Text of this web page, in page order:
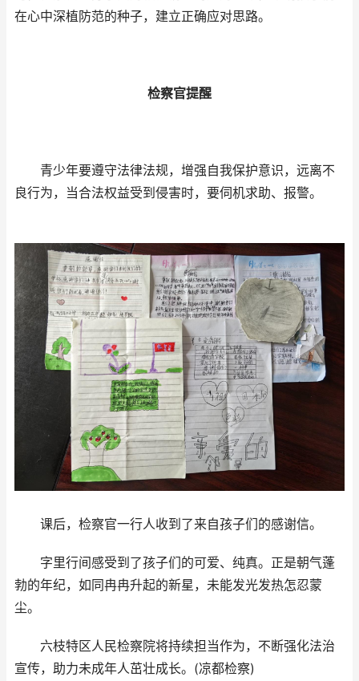
在心中深植防范的种子，建立正确应对思路。
检察官提醒
青少年要遵守法律法规，增强自我保护意识，远离不
良行为，当合法权益受到侵害时，要伺机求助、报警。
课后，检察官一行人收到了来自孩子们的感谢信。
字里行间感受到了孩子们的可爱、纯真。正是朝气蓬
勃的年纪，如同冉冉升起的新星，未能发光发热怎忍蒙
尘。
六枝特区人民检察院将持续担当作为，不断强化法治
宣传，助力未成年人茁壮成长。(凉都检察)